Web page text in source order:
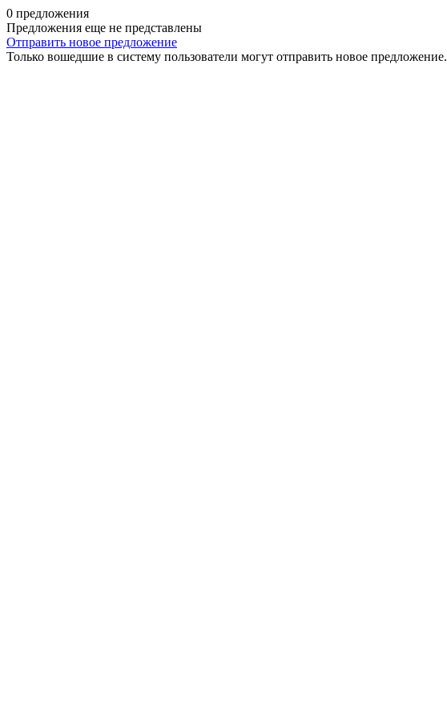
0 предложения
Предложения еще не представлены
Отправить новое предложение
Только вошедшие в систему пользователи могут отправить новое предложение.